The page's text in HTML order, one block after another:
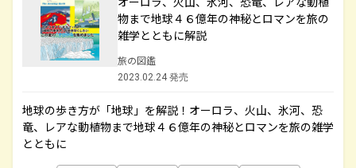
物まで地球４６億年の神秘とロマンを旅の
雑学とともに解説
旅の図鑑
2023.02.24 発売
地球の歩き方が「地球」を解説！オーロラ、火山、氷河、恐
竜、レアな動植物まで地球４６億年の神秘とロマンを旅の雑学
とともに